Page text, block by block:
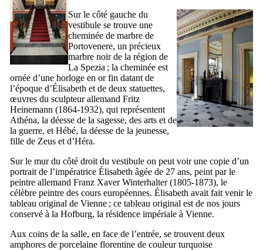
Sur le côté gauche du
vestibule se trouve une
cheminée de marbre de
Portovenere, un précieux
marbre noir de la région de
La Spezia ; la cheminée est
ornée d’une horloge en or fin datant de
l’époque d’Élisabeth et de deux statuettes,
œuvres du sculpteur allemand Fritz
Heinemann (1864-1932), qui représentent
Athéna, la déesse de la sagesse, des arts et de
la guerre, et Hébé, la déesse de la jeunesse,
fille de Zeus et d’Héra.
Sur le mur du côté droit du vestibule on peut voir une copie d’un
portrait de l’impératrice Élisabeth âgée de 27 ans, peint par le
peintre allemand Franz Xaver Winterhalter(1805-1873), le
célèbre peintre des cours européennes. Élisabeth avait fait venir le
tableau original de Vienne ; ce tableau original est de nos jours
conservé à la Hofburg, la résidence impériale à Vienne.
Aux coins de la salle, en face de l’entrée, se trouvent deux
amphores de porcelaine florentine de couleur turquoise